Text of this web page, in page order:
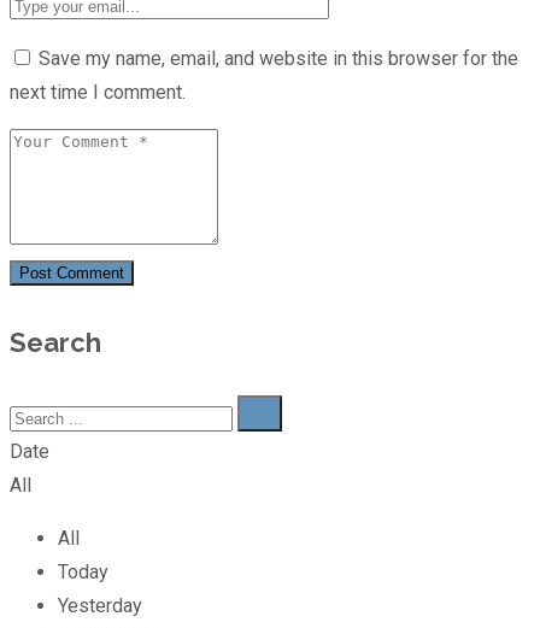
Save my name, email, and website in this browser for the
next time I comment.
Post Comment
Search
Date
All
All
Today
Yesterday